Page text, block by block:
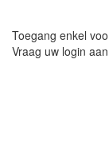
Toegang enkel
Vraag uw login